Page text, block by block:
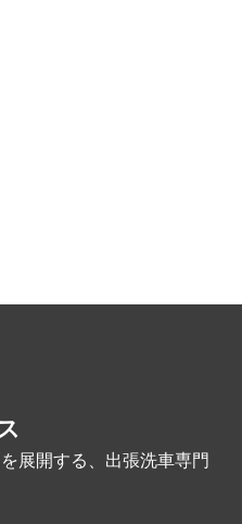
展開する、出張洗車専門